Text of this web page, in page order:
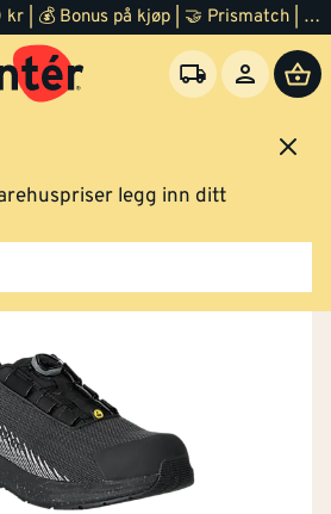
🚚 Fri frakt over 20 000 kr | 💰 Bonus på kjøp | 🤝 Prismatch | ⭐ 100% fornøyd garanti | 🏪 140 byggevarehus
legg inn ditt